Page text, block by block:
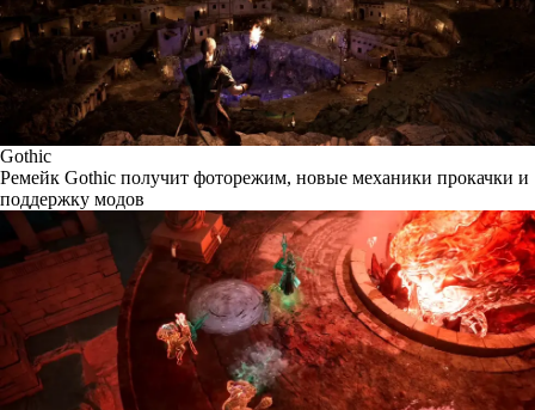
Gothic
Ремейк Gothic получит фоторежим, новые механики прокачки и
поддержку модов